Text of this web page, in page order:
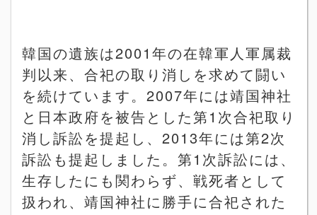
韓国の遺族は2001 年の在韓軍人軍属裁
判以来、合祀の取り消しを求めて闘い
を続けています。 2007年には靖国神社
と日本政府を被告とした第1 次合祀取り
消し訴訟を提起し、 2013年には第2次
訴訟も提起しました。第1 次訴訟には、
生存したにも関わらず、戦死者として
扱われ、靖国神社に勝手に合祀された